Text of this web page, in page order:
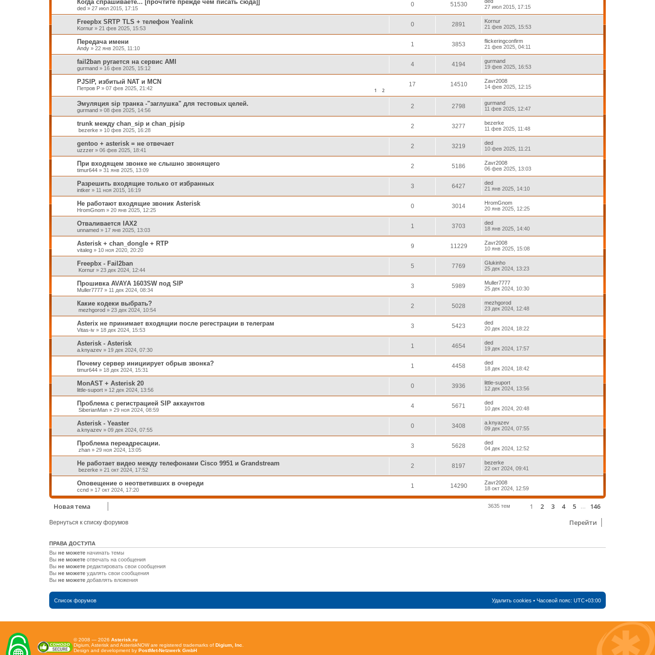
Когда спрашиваете... [прочтите прежде чем писать сюда]]
ded » 27 июл 2015, 17:15
0 51530
ded
27 июл 2015, 17:15
Freepbx SRTP TLS + телефон Yealink
Kornur» 21 фев 2025, 15:53
0 2891
Kornur
21 фев 2025, 15:53
Передача имени
Andy» 22 янв 2025, 11:10
1 3853
flickeringconfirm
21 фев 2025, 04:11
fail2ban ругается на сервис AMI
gurmand » 16 фев 2025, 15:12
4 4194
gurmand
19 фев 2025, 16:53
PJSIP, избитый NAT и MCN
Петров Р» 07 фев 2025, 21:42 1 2
17 14510
Zavr2008
14 фев 2025, 12:15
Эмуляция sip транка -"заглушка" для тестовых целей.
gurmand» 08 фев 2025, 14:56
2 2798
gurmand
11 фев 2025, 12:47
trunk между chan_sip и chan_pjsip
bezerke» 10 фев 2025, 16:28
2 3277
bezerke
11 фев 2025, 11:48
gentoo + asterisk = не отвечает
uzzzer» 06 фев 2025, 18:41
2 3219
ded
10 фев 2025, 11:21
При входящем звонке не слышно звонящего
timur644» 31 янв 2025, 13:09
2 5186
Zavr2008
06 фев 2025, 13:03
Разрешить входящие только от избранных
intker» 11 ноя 2015, 16:19
3 6427
ded
21 янв 2025, 14:10
Не работают входящие звоник Asterisk
HromGnom» 20 янв 2025, 12:25
0 3014
HromGnom
20 янв 2025, 12:25
Отваливается IAX2
unnamed» 17 янв 2025, 13:03
1 3703
ded
18 янв 2025, 14:40
Asterisk + chan_dongle + RTP
vitaleg» 10 ноя 2020, 20:20
9 11229
Zavr2008
10 янв 2025, 15:08
Freepbx - Fail2ban
Kornur» 23 дек 2024, 12:44
5 7769
Glukinho
25 дек 2024, 13:23
Прошивка AVAYA 1603SW под SIP
Muller7777» 11 дек 2024, 08:34
3 5989
Muller7777
25 дек 2024, 10:30
Какие кодеки выбрать?
mezhgorod» 23 дек 2024, 10:54
2 5028
mezhgorod
23 дек 2024, 12:48
Asterix не принимает входящии после регестрации в телеграм
Vitas-iv» 18 дек 2024, 15:53
3 5423
ded
20 дек 2024, 18:22
Asterisk - Asterisk
a.knyazev» 19 дек 2024, 07:30
1 4654
ded
19 дек 2024, 17:57
Почему сервер инициирует обрыв звонка?
timur644» 18 дек 2024, 15:31
1 4458
ded
18 дек 2024, 18:42
MonAST + Asterisk 20
little-suport» 12 дек 2024, 13:56
0 3936
little-suport
12 дек 2024, 13:56
Проблема с регистрацией SIP аккаунтов
SiberianMan» 29 ноя 2024, 08:59
4 5671
ded
10 дек 2024, 20:48
Asterisk - Yeaster
a.knyazev» 09 дек 2024, 07:55
0 3408
a.knyazev
09 дек 2024, 07:55
Проблема переадресации.
zhan» 29 ноя 2024, 13:05
3 5628
ded
04 дек 2024, 12:52
Не работает видео между телефонами Cisco 9951 и Grandstream
bezerke» 21 окт 2024, 17:52
2 8197
bezerke
22 окт 2024, 09:41
Оповещение о неответивших в очереди
ccnd» 17 окт 2024, 17:20
1 14290
Zavr2008
18 окт 2024, 12:59
Новая тема 3635 тем Страница1 из 146
1 2 3 4 5 146
Вернуться к списку форумов Перейти
ПРАВА ДОСТУПА
Вы не можетеначинать темы
Вы не можетеотвечать на сообщения
Вы не можетередактировать свои сообщения
Вы не можетеудалять свои сообщения
Вы не можетедобавлять вложения
Список форумов Удалить cookies • Часовой пояс:UTC+03:00
© 2008 — 2026 Asterisk.ru
Digium, Asterisk and AsteriskNOW are registered trademarks of Digium, Inc
Design and development by PostMet-Netzwerk GmbH